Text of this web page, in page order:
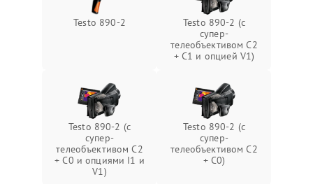
Testo 890-2
Testo 890-2 (c
супер-
телеобъективом C2
+ C1 и опцией V1)
Testo 890-2 (c
супер-
телеобъективом C2
+ C0 и опциями I1 и
V1)
Testo 890-2 (c
супер-
телеобъективом C2
+ C0)